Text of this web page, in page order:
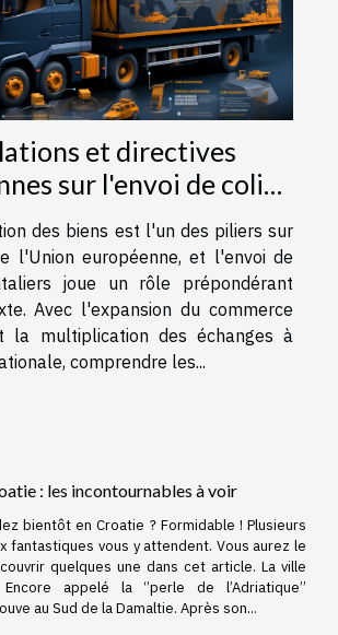
et directives
sur l'envoi de colis
transfrontaliers
des biens est l'un des piliers sur
l'Union européenne, et l'envoi de
joue un rôle prépondérant
Avec l'expansion du commerce
la multiplication des échanges à
comprendre les...
: les incontournables à voir
bientôt en Croatie ? Formidable ! Plusieurs
fantastiques vous y attendent. Vous aurez le
quelques une dans cet article. La ville
appelé la ‘’perle de l’Adriatique’’
au Sud de la Damaltie. Après son...